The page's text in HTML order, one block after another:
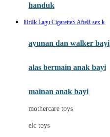
My Buddy Tag
My K
handuk
liIriIk Lagu CigaretteS AfteR sex k
ayunan dan walker bayi
alas bermain anak bayi
mainan anak bayi
mothercare toys
elc toys